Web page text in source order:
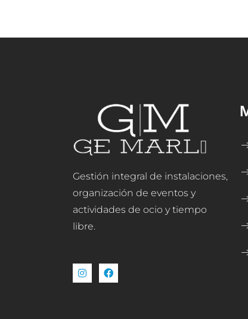
Gestión integral de instalaciones,
organización de eventos y
actividades de ocio y tiempo
libre.